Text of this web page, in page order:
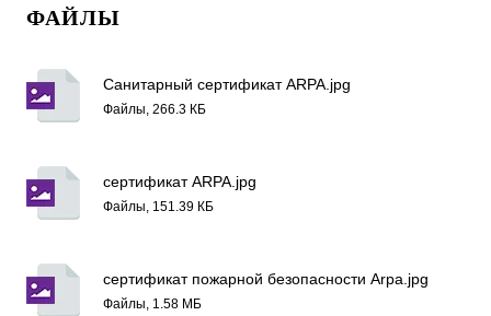
ФАЙЛЫ
Санитарный сертификат ARPA.jpg
Файлы, 266.3 КБ
сертификат ARPA.jpg
Файлы, 151.39 КБ
сертификат пожарной безопасности Arpa.jpg
Файлы, 1.58 МБ